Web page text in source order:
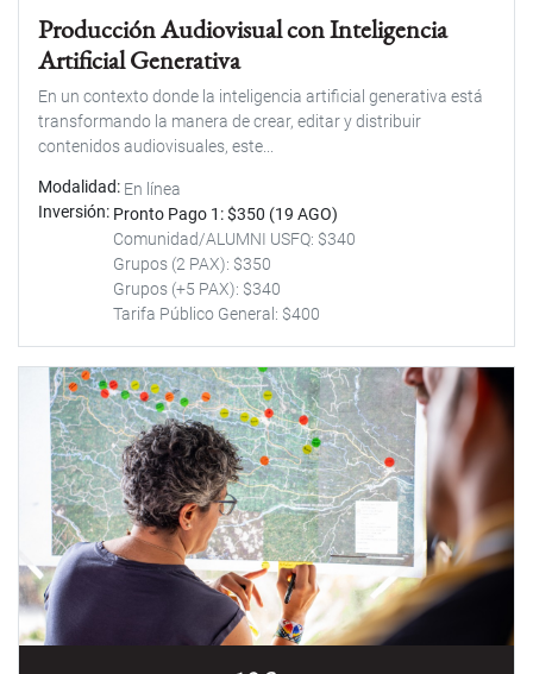
Producción Audiovisual con Inteligencia
Artificial Generativa
En un contexto donde la inteligencia artificial generativa está
transformando la manera de crear, editar y distribuir
contenidos audiovisuales, este...
Modalidad En línea
Inversión Pronto Pago 1: $350 (19 AGO)
Comunidad/ALUMNI USFQ: $340
Grupos (2 PAX): $350
Grupos (+5 PAX): $340
Tarifa Público General: $400